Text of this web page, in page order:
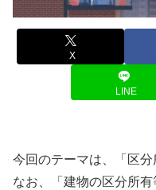
X
LINE
今回のテーマは、「区分
なお、「建物の区分所